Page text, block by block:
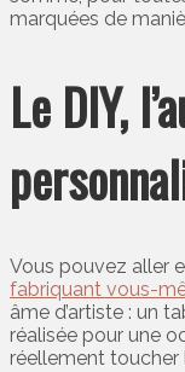
marquées de
Le DIY,
Vous pouvez aller
fabriquant vous-
âme d’artiste : un
réalisée pour une
réellement toucher